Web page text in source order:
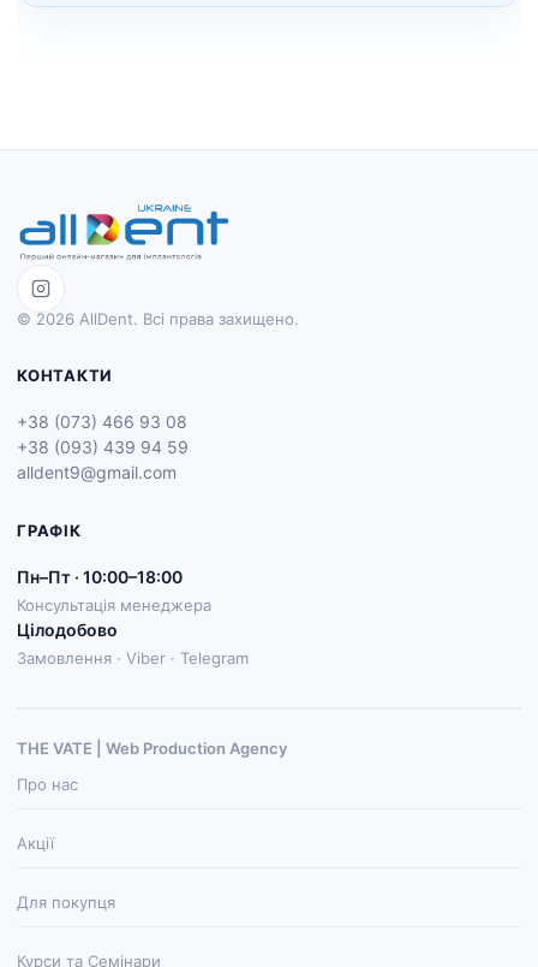
© 2026 AllDent. Всі права захищено.
КОНТАКТИ
+38 (073) 466 93 08
+38 (093) 439 94 59
alldent9@gmail.com
ГРАФІК
Пн–Пт · 10:00–18:00
Консультація менеджера
Цілодобово
Замовлення · Viber · Telegram
THE VATE | Web Production Agenсy
Про нас
Акції
Для покупця
Курси та Семінари